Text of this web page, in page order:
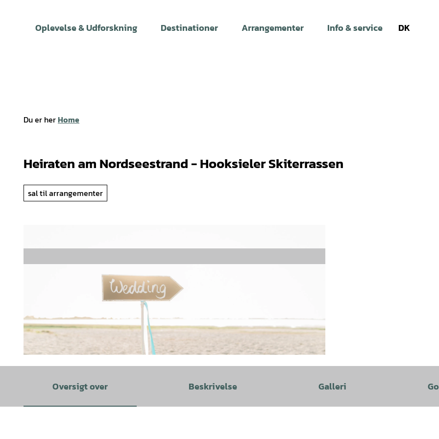
Oplevelse & Udforskning Destinationer Arrangementer Info & service DK
Du er herHome
Heiraten am Nordseestrand - Hooksieler Skiterrassen
sal til arrangementer
Oversigt over Beskrivelse Galleri